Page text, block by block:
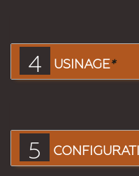
4 USINAGE*
5